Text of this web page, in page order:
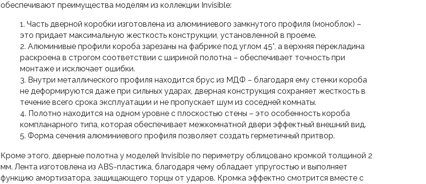
обеспечивают преимущества моделям из коллекции Invisible:
Часть дверной коробки изготовлена из алюминиевого замкнутого профиля (моноблок) –
это придает максимальную жесткость конструкции, установленной в проеме.
Алюминивые профили короба зарезаны на фабрике под углом 45°, а верхняя перекладина
раскроена в строгом соответствии с шириной полотна – обеспечивает точность при
монтаже и исключает ошибки.
Внутри металлического профиля находится брус из МДФ – благодаря ему стенки короба
не деформируются даже при сильных ударах, дверная конструкция сохраняет жесткость в
течение всего срока эксплуатации и не пропускает шум из соседней комнаты.
Полотно находится на одном уровне с плоскостью стены – это особенность короба
компланарного типа, которая обеспечивает межкомнатной двери эффектный внешний вид.
Форма сечения алюминиевого профиля позволяет создать герметичный притвор.
Кроме этого, дверные полотна у моделей Invisible по периметру облицовано кромкой толщиной 2
мм. Лента изготовлена из ABS-пластика, благодаря чему обладает упругостью и выполняет
функцию амортизатора, защищающего торцы от ударов. Кромка эффектно смотрится вместе с